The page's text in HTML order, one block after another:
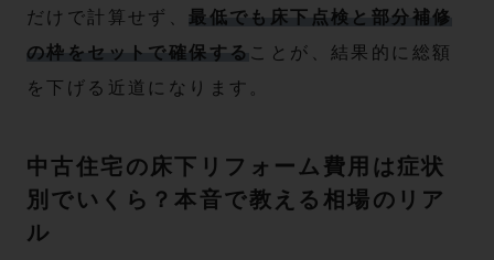
だけで計算せず、最低でも床下点検と部分補修
の枠をセットで確保する ことが、結果的に総額
を下げる近道になります。
中古住宅の床下リフォーム費用は症状
別でいくら？本音で教える相場のリア
ル